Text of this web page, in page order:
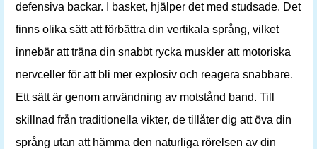
defensiva backar. I basket, hjälper det med studsade. Det
finns olika sätt att förbättra din vertikala språng, vilket
innebär att träna din snabbt rycka muskler att motoriska
nervceller för att bli mer explosiv och reagera snabbare.
Ett sätt är genom användning av motstånd band. Till
skillnad från traditionella vikter, de tillåter dig att öva din
språng utan att hämma den naturliga rörelsen av din